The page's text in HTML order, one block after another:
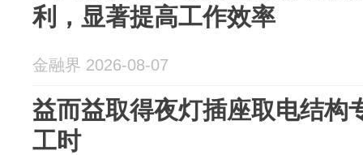
利，显著提高工作效率
金融界 2026-08-07
益而益取得夜灯插座取电结构
工时